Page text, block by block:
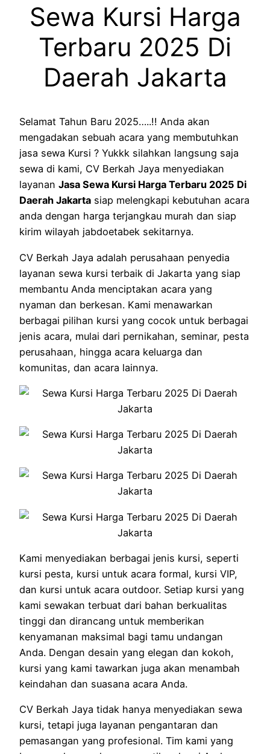
Sewa Kursi Harga
Terbaru 2025 Di
Daerah Jakarta
Selamat Tahun Baru 2025…..!! Anda akan
mengadakan sebuah acara yang membutuhkan
jasa sewa Kursi ? Yukkk silahkan langsung saja
sewa di kami, CV Berkah Jaya menyediakan
layanan Jasa Sewa Kursi Harga Terbaru 2025 Di
Daerah Jakarta siap melengkapi kebutuhan acara
anda dengan harga terjangkau murah dan siap
kirim wilayah jabdoetabek sekitarnya.
CV Berkah Jaya adalah perusahaan penyedia
layanan sewa kursi terbaik di Jakarta yang siap
membantu Anda menciptakan acara yang
nyaman dan berkesan. Kami menawarkan
berbagai pilihan kursi yang cocok untuk berbagai
jenis acara, mulai dari pernikahan, seminar, pesta
perusahaan, hingga acara keluarga dan
komunitas, dan acara lainnya.
Kami menyediakan berbagai jenis kursi, seperti
kursi pesta, kursi untuk acara formal, kursi VIP,
dan kursi untuk acara outdoor. Setiap kursi yang
kami sewakan terbuat dari bahan berkualitas
tinggi dan dirancang untuk memberikan
kenyamanan maksimal bagi tamu undangan
Anda. Dengan desain yang elegan dan kokoh,
kursi yang kami tawarkan juga akan menambah
keindahan dan suasana acara Anda.
CV Berkah Jaya tidak hanya menyediakan sewa
kursi, tetapi juga layanan pengantaran dan
pemasangan yang profesional. Tim kami yang